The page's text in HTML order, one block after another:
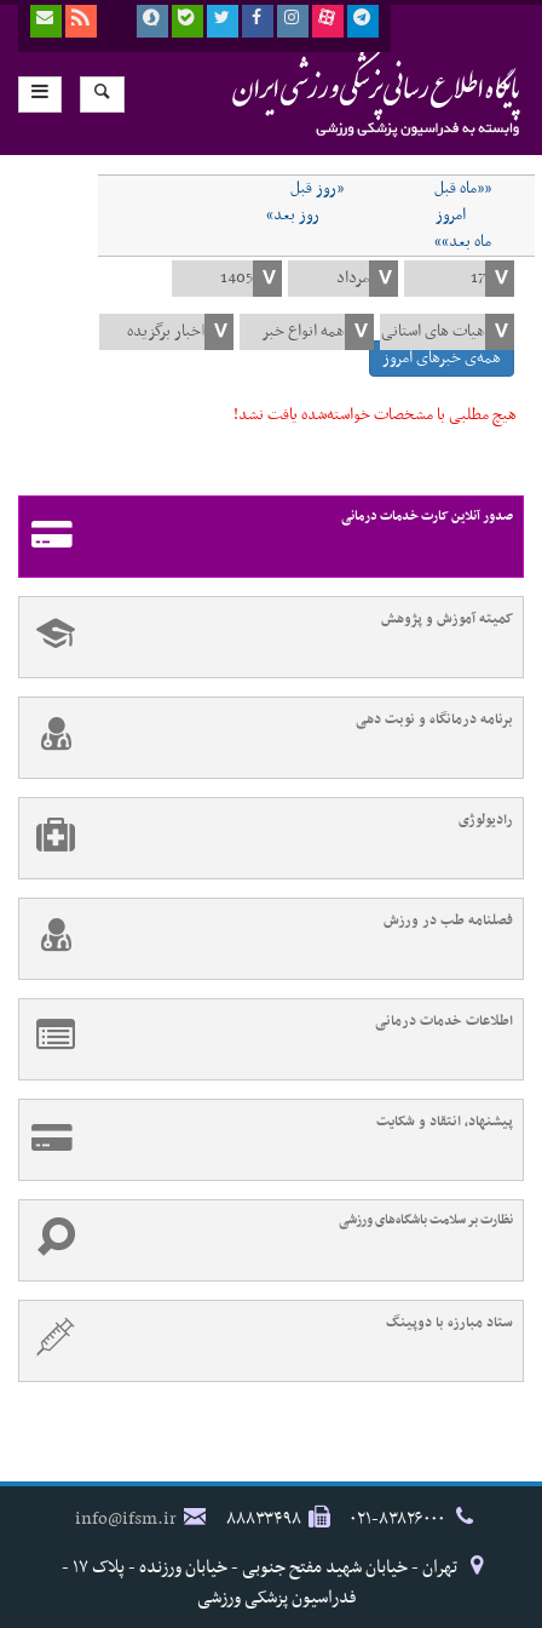
««ماه قبل
«روز قبل
امروز
روز بعد»
ماه بعد»»
همه‌ی خبرهای امروز
هیچ مطلبی با مشخصات خواسته‌شده یافت نشد!
صدور آنلاین کارت خدمات درمانی
کمیته آموزش و پژوهش
برنامه درمانگاه و نوبت دهی
رادیولوژی
فصلنامه طب در ورزش
اطلاعات خدمات درمانی
پیشنهاد، انتقاد و شکایت
نظارت بر سلامت باشگاه‌های ورزشی
ستاد مبارزه با دوپینگ
۸۸۸۳۳۴۹۸
info@ifsm.ir
تهران - خیابان شهید مفتح جنوبی - خیابان ورزنده - پلاک ۱۷ -
فدراسیون پزشکی ورزشی